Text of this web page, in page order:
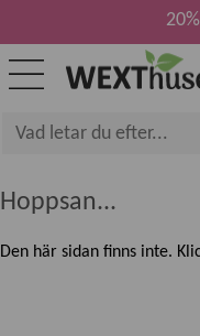
Hoppsan...
Den här sidan finns inte.